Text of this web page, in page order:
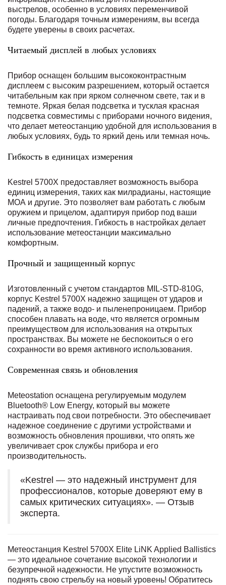
выстрелов, особенно в условиях переменчивой
погоды. Благодаря точным измерениям, вы всегда
будете уверены в своих расчетах.
Читаемый дисплей в любых условиях
Прибор оснащен большим высококонтрастным
дисплеем с высоким разрешением, который остается
читабельным как при ярком солнечном свете, так и в
темноте. Яркая белая подсветка и тусклая красная
подсветка совместимы с приборами ночного видения,
что делает метеостанцию удобной для использования в
любых условиях, будь то яркий день или темная ночь.
Гибкость в единицах измерения
Kestrel 5700X предоставляет возможность выбора
единиц измерения, таких как милрадианы, настоящие
МОА и другие. Это позволяет вам работать с любым
оружием и прицелом, адаптируя прибор под ваши
личные предпочтения. Гибкость в настройках делает
использование метеостанции максимально
комфортным.
Прочный и защищенный корпус
Изготовленный с учетом стандартов MIL-STD-810G,
корпус Kestrel 5700X надежно защищен от ударов и
падений, а также водо- и пыленепроницаем. Прибор
способен плавать на воде, что является огромным
преимуществом для использования на открытых
пространствах. Вы можете не беспокоиться о его
сохранности во время активного использования.
Современная связь и обновления
Meteostation оснащена регулируемым модулем
Bluetooth® Low Energy, который вы можете
настраивать под свои потребности. Это обеспечивает
надежное соединение с другими устройствами и
возможность обновления прошивки, что опять же
увеличивает срок службы прибора и его
производительность.
«Kestrel — это надежный инструмент для
профессионалов, которые доверяют ему в
самых критических ситуациях». — Отзыв
эксперта.
Метеостанция Kestrel 5700X Elite LiNK Applied Ballistics
— это идеальное сочетание высокой технологии и
безупречной надежности. Не упустите возможность
поднять свою стрельбу на новый уровень! Обратитесь